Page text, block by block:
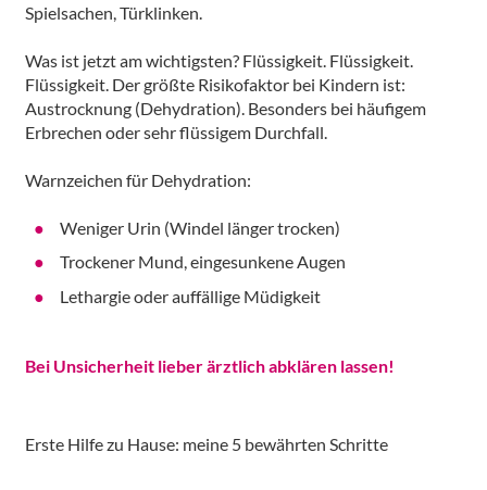
Spielsachen, Türklinken.
Was ist jetzt am wichtigsten? Flüssigkeit. Flüssigkeit.
Flüssigkeit. Der größte Risikofaktor bei Kindern ist:
Austrocknung (Dehydration). Besonders bei häufigem
Erbrechen oder sehr flüssigem Durchfall.
Warnzeichen für Dehydration:
Weniger Urin (Windel länger trocken)
Trockener Mund, eingesunkene Augen
Lethargie oder auffällige Müdigkeit
Bei Unsicherheit lieber ärztlich abklären lassen!
Erste Hilfe zu Hause: meine 5 bewährten Schritte